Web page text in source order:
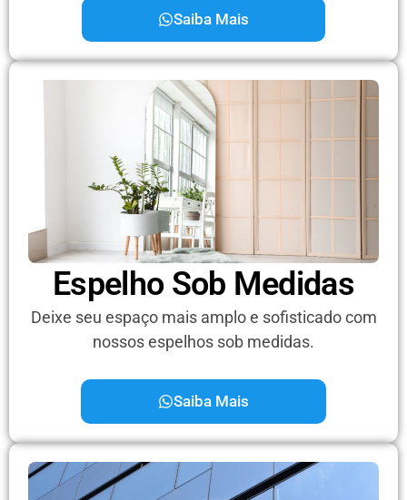
Saiba Mais
Espelho Sob Medidas
Deixe seu espaço mais amplo e sofisticado com
nossos espelhos sob medidas.
Saiba Mais